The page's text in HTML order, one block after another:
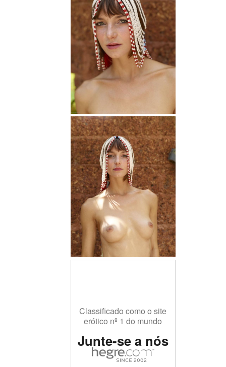
Classificado como o site
erótico nº 1 do mundo
Junte-se a nós